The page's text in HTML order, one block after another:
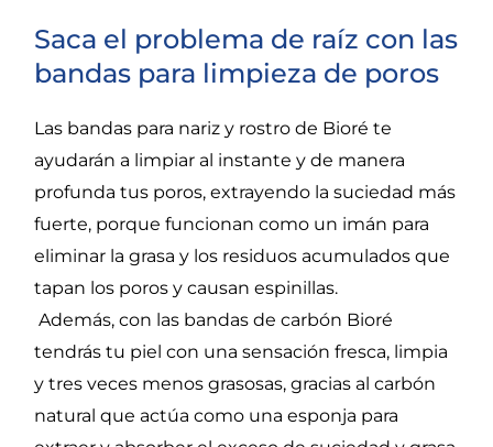
Saca el problema de raíz con las
bandas para limpieza de poros
Las bandas para nariz y rostro de Bioré te
ayudarán a limpiar al instante y de manera
profunda tus poros, extrayendo la suciedad más
fuerte, porque funcionan como un imán para
eliminar la grasa y los residuos acumulados que
tapan los poros y causan espinillas.
Además, con las bandas de carbón Bioré
tendrás tu piel con una sensación fresca, limpia
y tres veces menos grasosas, gracias al carbón
natural que actúa como una esponja para